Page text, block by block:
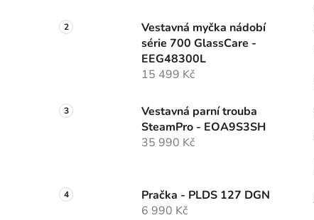
Vestavná myčka nádobí
série 700 GlassCare -
EEG48300L
15 499 Kč
Vestavná parní trouba
SteamPro - EOA9S3SH
35 990 Kč
Pračka - PLDS 127 DGN
6 990 Kč